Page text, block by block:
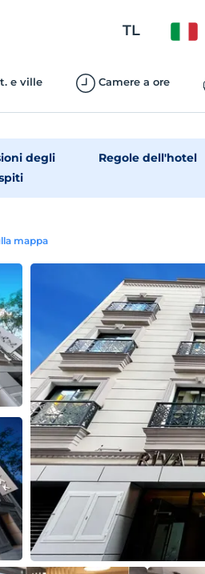
TL
e ville Camere a ore
degli
Regole dell'hotel
mappa